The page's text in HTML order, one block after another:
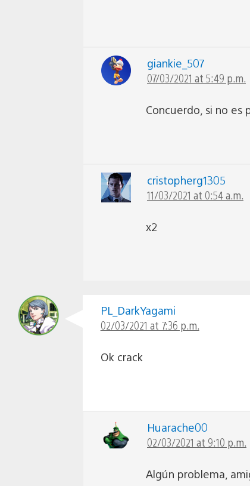
giankie_507
07/03/2021 at 5:49 p.m.
Concuerdo, si no es
cristopherg1305
11/03/2021 at 0:54 a.m.
x2
PL_DarkYagami
02/03/2021 at 7:36 p.m.
Ok crack
Huarache00
02/03/2021 at 9:10 p.m.
Algún problema,